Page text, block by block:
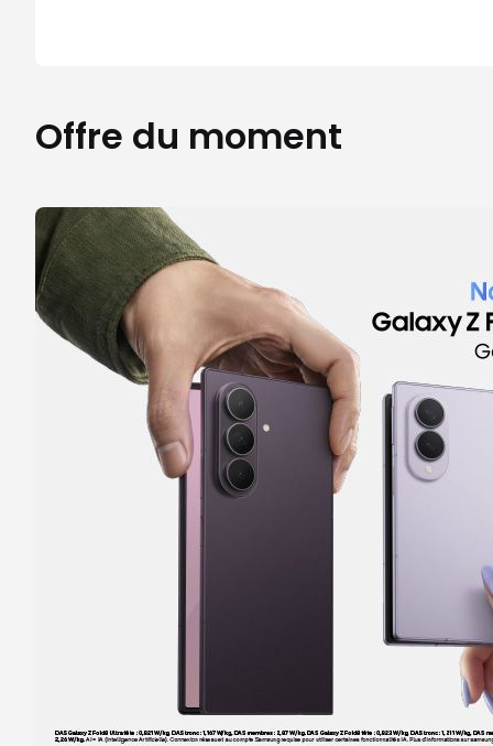
20.82 km
52 rue d'Auteuil
75016 Paris
4,7/5Note de 4.7 sur 5
Certifié par Goodays
Ouvert de 10:00 - 19:00
Itinéraire
Prendre
Voir la boutique
Boutique SFR Sartrouville
C Cial Sartrouville Carrefour
78500 Sartrouville
Prendre
Offre du moment